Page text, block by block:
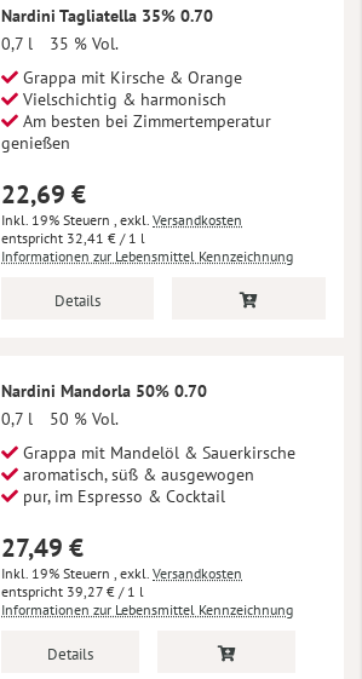
Nardini Tagliatella 35% 0.70
0,7 l
35 % Vol.
Grappa mit Kirsche & Orange
Vielschichtig & harmonisch
Am besten bei Zimmertemperatur
genießen
22,69 €
Inkl. 19% Steuern , exkl. Versandkosten
32,41 € / 1 l
Informationen zur Lebensmittel Kennzeichnung
Details
Nardini Mandorla 50% 0.70
0,7 l
50 % Vol.
Grappa mit Mandelöl & Sauerkirsche
aromatisch, süß & ausgewogen
pur, im Espresso & Cocktail
27,49 €
Inkl. 19% Steuern , exkl. Versandkosten
39,27 € / 1 l
Informationen zur Lebensmittel Kennzeichnung
Details